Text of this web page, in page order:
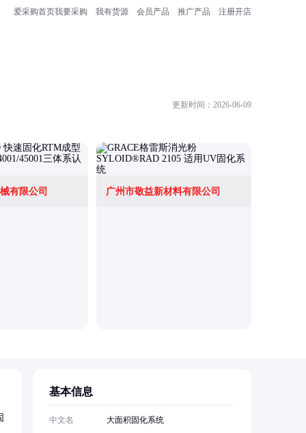
爱采购首页我要采购 我有货源 会员产品 推广产品 注册开店
更新时间：2026-06-09
有限公司 广州市敬益新材料有限公司
基本信息
中文名
大面积固化系统